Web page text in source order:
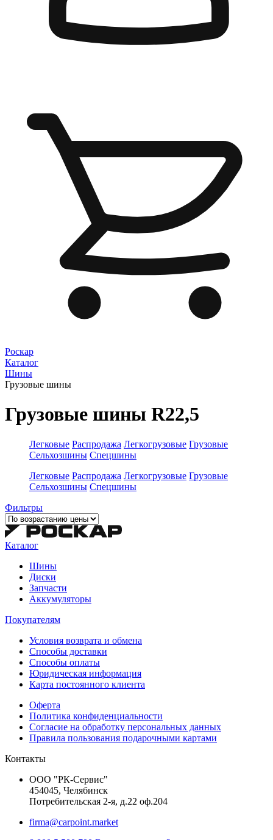
Роскар
Каталог
Шины
Грузовые шины
Грузовые шины R22,5
Легковые Распродажа Легкогрузовые Грузовые
Сельхозшины Спецшины
Легковые Распродажа Легкогрузовые Грузовые
Сельхозшины Спецшины
Фильтры
Каталог
Шины
Диски
Запчасти
Аккумуляторы
Покупателям
Условия возврата и обмена
Способы доставки
Способы оплаты
Юридическая информация
Карта постоянного клиента
Оферта
Политика конфиденциальности
Согласие на обработку персональных данных
Правила пользования подарочными картами
Контакты
ООО "РК-Сервис"
454045, Челябинск
Потребительская 2-я, д.22 оф.204
firma@carpoint.market